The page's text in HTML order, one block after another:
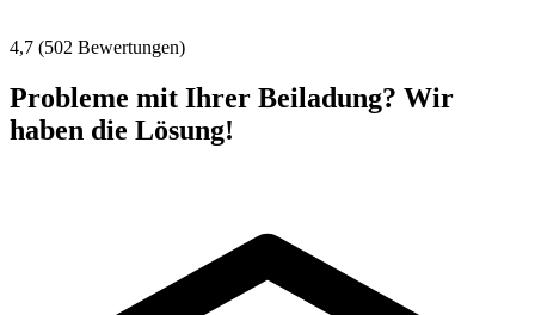
4,7 (502 Bewertungen)
Probleme mit Ihrer Beiladung? Wir
haben die Lösung!